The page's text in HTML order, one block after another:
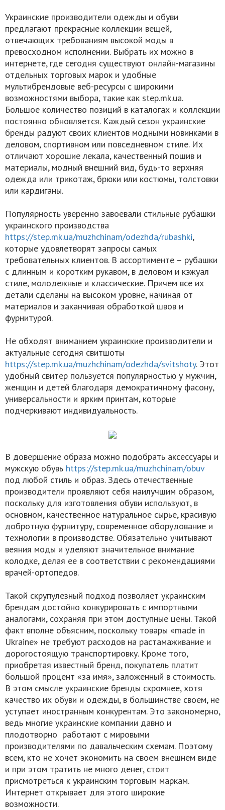
Украинские производители одежды и обуви
предлагают прекрасные коллекции вещей,
отвечающих требованиям высокой моды в
превосходном исполнении. Выбрать их можно в
интернете, где сегодня существуют онлайн-магазины
отдельных торговых марок и удобные
мультибрендовые веб-ресурсы с широкими
возможностями выбора, такие как step.mk.ua.
Большое количество позиций в каталогах и коллекции
постоянно обновляется. Каждый сезон украинские
бренды радуют своих клиентов модными новинками в
деловом, спортивном или повседневном стиле. Их
отличают хорошие лекала, качественный пошив и
материалы, модный внешний вид, будь-то верхняя
одежда или трикотаж, брюки или костюмы, толстовки
или кардиганы.
Популярность уверенно завоевали стильные рубашки
украинского производства
https://step.mk.ua/muzhchinam/odezhda/rubashki,
которые удовлетворят запросы самых
требовательных клиентов. В ассортименте – рубашки
с длинным и коротким рукавом, в деловом и кэжуал
стиле, молодежные и классические. Причем все их
детали сделаны на высоком уровне, начиная от
материалов и заканчивая обработкой швов и
фурнитурой.
Не обходят вниманием украинские производители и
актуальные сегодня свитшоты
https://step.mk.ua/muzhchinam/odezhda/svitshoty. Этот
удобный свитер пользуется популярностью у мужчин,
женщин и детей благодаря демократичному фасону,
универсальности и ярким принтам, которые
подчеркивают индивидуальность.
В довершение образа можно подобрать аксессуары и
мужскую обувь https://step.mk.ua/muzhchinam/obuv
под любой стиль и образ. Здесь отечественные
производители проявляют себя наилучшим образом,
поскольку для изготовления обуви используют, в
основном, качественное натуральное сырье, красивую
добротную фурнитуру, современное оборудование и
технологии в производстве. Обязательно учитывают
веяния моды и уделяют значительное внимание
колодке, делая ее в соответствии с рекомендациями
врачей-ортопедов.
Такой скрупулезный подход позволяет украинским
брендам достойно конкурировать с импортными
аналогами, сохраняя при этом доступные цены. Такой
факт вполне объясним, поскольку товары «made in
Ukraine» не требуют расходов на растамаживание и
дорогостоящую транспортировку. Кроме того,
приобретая известный бренд, покупатель платит
большой процент «за имя», заложенный в стоимость.
В этом смысле украинские бренды скромнее, хотя
качество их обуви и одежды, в большинстве своем, не
уступает иностранным конкурентам. Это закономерно,
ведь многие украинские компании давно и
плодотворно работают с мировыми
производителями по давальческим схемам. Поэтому
всем, кто не хочет экономить на своем внешнем виде
и при этом тратить не много денег, стоит
присмотреться к украинским торговым маркам.
Интернет открывает для этого широкие
возможности.